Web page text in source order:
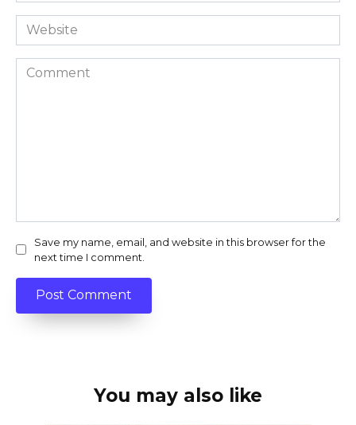
Website
Comment
Save my name, email, and website in this browser for the
next time I comment.
You may also like